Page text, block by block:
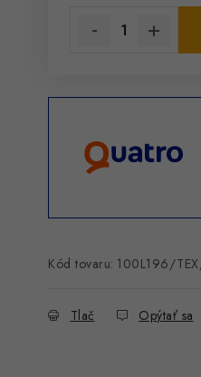
Kód tovaru: 100L196/
Tlač Opýtať sa